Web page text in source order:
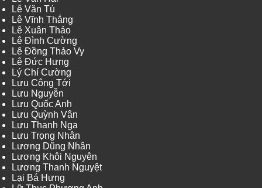
Lê Văn Tú
Lê Vĩnh Thắng
Lê Xuân Thảo
Lê Đình Cường
Lê Đồng Thảo Vy
Lê Đức Hưng
Lý Chí Cường
Lưu Công Tới
Lưu Nguyễn
Lưu Quốc Anh
Lưu Quỳnh Vân
Lưu Thanh Nga
Lưu Trọng Nhân
Lương Dũng Nhân
Lương Khôi Nguyên
Lương Thanh Nguyệt
Lại Bá Hưng